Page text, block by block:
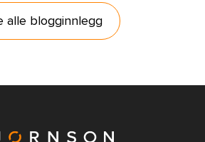
alle blogginnlegg